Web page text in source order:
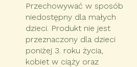
Przechowywać w sposób
niedostępny dla małych
dzieci. Produkt nie jest
przeznaczony dla dzieci
poniżej 3. roku życia,
kobiet w ciąży oraz